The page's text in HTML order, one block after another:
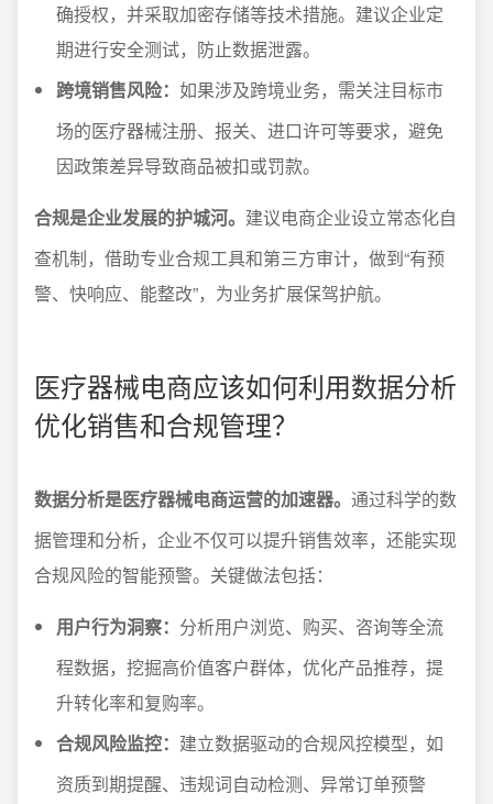
确授权，并采取加密存储等技术措施。建议企业定
期进行安全测试，防止数据泄露。
跨境销售风险： 如果涉及跨境业务，需关注目标市
场的医疗器械注册、报关、进口许可等要求，避免
因政策差异导致商品被扣或罚款。
合规是企业发展的护城河。 建议电商企业设立常态化自
查机制，借助专业合规工具和第三方审计，做到“有预
警、快响应、能整改”，为业务扩展保驾护航。
医疗器械电商应该如何利用数据分析
优化销售和合规管理？
数据分析是医疗器械电商运营的加速器。 通过科学的数
据管理和分析，企业不仅可以提升销售效率，还能实现
合规风险的智能预警。关键做法包括：
用户行为洞察： 分析用户浏览、购买、咨询等全流
程数据，挖掘高价值客户群体，优化产品推荐，提
升转化率和复购率。
合规风险监控： 建立数据驱动的合规风控模型，如
资质到期提醒、违规词自动检测、异常订单预警